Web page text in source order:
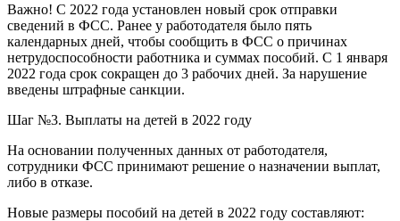
Важно! С 2022 года установлен новый срок отправки
сведений в ФСС. Ранее у работодателя было пять
календарных дней, чтобы сообщить в ФСС о причинах
нетрудоспособности работника и суммах пособий. С 1 января
2022 года срок сокращен до 3 рабочих дней. За нарушение
введены штрафные санкции.
Шаг №3. Выплаты на детей в 2022 году
На основании полученных данных от работодателя,
сотрудники ФСС принимают решение о назначении выплат,
либо в отказе.
Новые размеры пособий на детей в 2022 году составляют: